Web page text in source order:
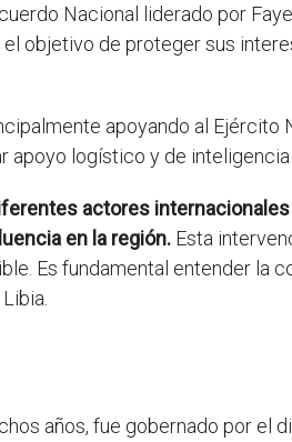
Nacional liderado por
objetivo de proteger sus
apoyando al Ejército
apoyo logístico y de
actores
en la región. Esta
Es fundamental entender la
años, fue gobernado por el